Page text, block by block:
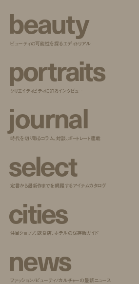
beauty
ビューティの可能性を探るエディトリアル
portraits
クリエイティビティに迫るインタビュー
journal
時代を切り取るコラム、対談、ポートレート連載
select
定番から最新作までを網羅するアイテムカタログ
cities
注目ショップ、飲食店、ホテルの保存版ガイド
news
ファッション/ビューティ/カルチャーの最新ニュース